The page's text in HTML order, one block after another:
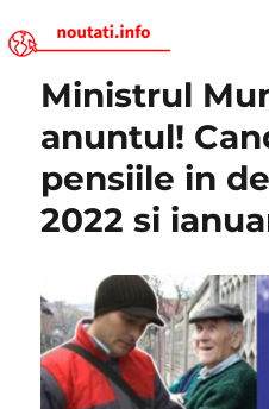
Noutati.Info
Ministrul
anuntul!
pensiile in
2022 si